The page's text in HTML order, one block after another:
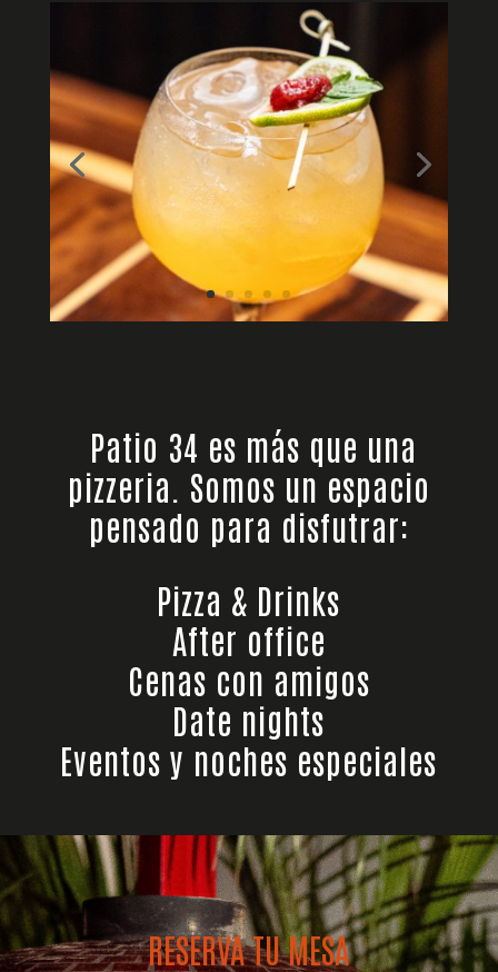
Patio 34 es más que una
pizzeria. Somos un espacio
pensado para disfutrar:
Pizza & Drinks
After office
Cenas con amigos
Date nights
Eventos y noches especiales
RESERVA TU MESA